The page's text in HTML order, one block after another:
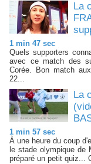
La
1 min 47 sec
Quels supporters
avec ce match des
Corée. Bon match
22...
La
1 min 57 sec
À une heure du coup
le stade olympique de
préparé un petit quiz...